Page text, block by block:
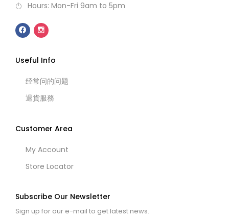
Hours: Mon-Fri 9am to 5pm
Useful Info
经常问的问题
退貨服務
Customer Area
My Account
Store Locator
Subscribe Our Newsletter
Sign up for our e-mail to get latest news.